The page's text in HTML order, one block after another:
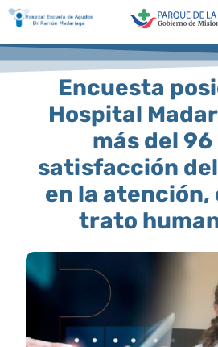
Encuesta
Hospital
más del 96
satisfacción
en la atención,
trato